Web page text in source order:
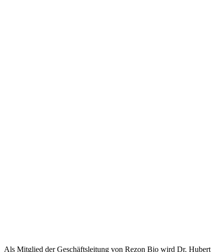
Als Mitglied der Geschäftsleitung von Rezon Bio wird Dr. Hubert